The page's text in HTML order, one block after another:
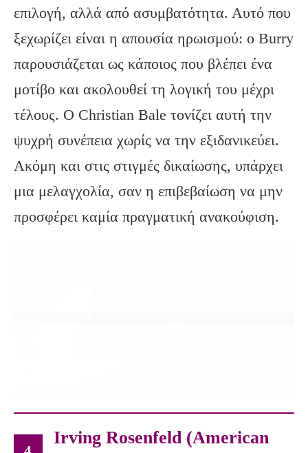
επιλογή, αλλά από ασυμβατότητα. Αυτό που
ξεχωρίζει είναι η απουσία ηρωισμού: ο Burry
παρουσιάζεται ως κάποιος που βλέπει ένα
μοτίβο και ακολουθεί τη λογική του μέχρι
τέλους. Ο Christian Bale τονίζει αυτή την
ψυχρή συνέπεια χωρίς να την εξιδανικεύει.
Ακόμη και στις στιγμές δικαίωσης, υπάρχει
μια μελαγχολία, σαν η επιβεβαίωση να μην
προσφέρει καμία πραγματική ανακούφιση.
Irving Rosenfeld (American